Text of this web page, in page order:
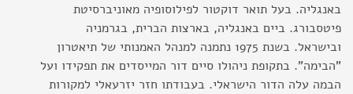
באנגליה. בעל תואר דוקטור לפילוסופיה מאוניברסיטת
פיטסבורג. ביים באנגליה, בארצות הברית, בגרמניה
ובישראל. בשנת 1975 נתמנה למנהל האמנותי של תיאטרון
"הבימה". בתקופת ניהולו סיים דור המייסדים את תפקידו ועל
הבמה עלה הדור הישראלי. בעבודתו חזר יזרעאלי למקורות